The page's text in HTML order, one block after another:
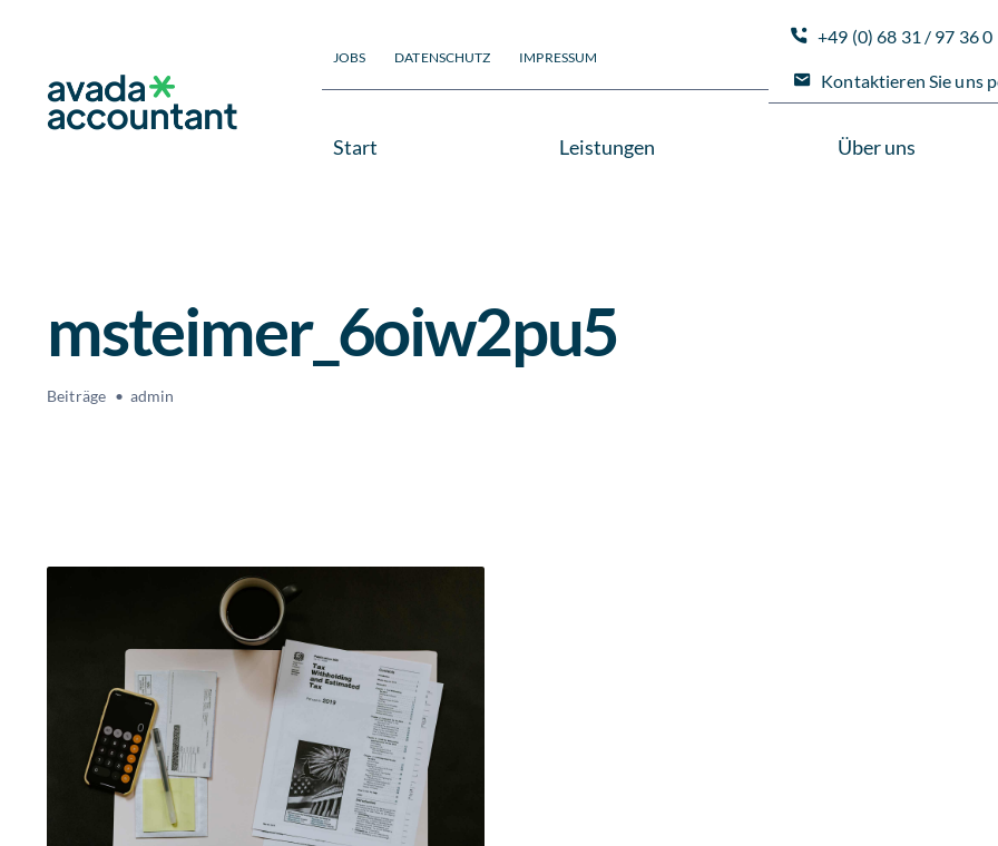
springen
JOBS DATENSCHUTZ IMPRESSUM
+49 (0) 68 31 / 97 36 0
Kontaktieren Sie uns
Start Leistungen Über uns
msteimer_6oiw2pu5
Beiträge admin